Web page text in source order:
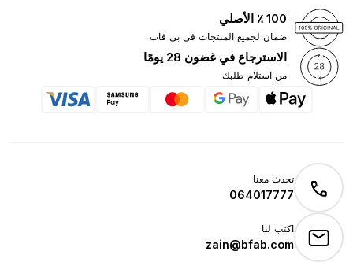
100 ٪ الأصلي
ضمان لجميع المنتجات في بي فاب
الاسترجاع في غضون 28 يومًا
من استلام طلبك
تحدث معنا
064017777
اكتب لنا
zain@bfab.com